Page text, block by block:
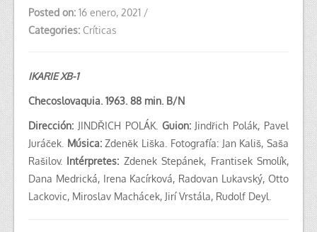
Posted on: 16 enero, 2021 /
Categories: Críticas
IKARIE XB-1
Checoslovaquia. 1963. 88 min. B/N
Dirección: JINDŘICH POLÁK. Guion:Jindřich Polák, Pavel
Juráček. Música:Zdeněk Liška. Fotografía: Jan Kališ, Saša
Rašilov. Intérpretes: Zdenek Stepánek, Frantisek Smolík,
Dana Medrická, Irena Kacírková, Radovan Lukavský, Otto
Lackovic, Miroslav Machácek, Jirí Vrstála, Rudolf Deyl.